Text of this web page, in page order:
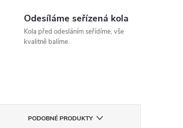
Odesíláme seřízená kola
Kola před odesláním seřídíme, vše
kvalitně balíme.
PODOBNÉ PRODUKTY